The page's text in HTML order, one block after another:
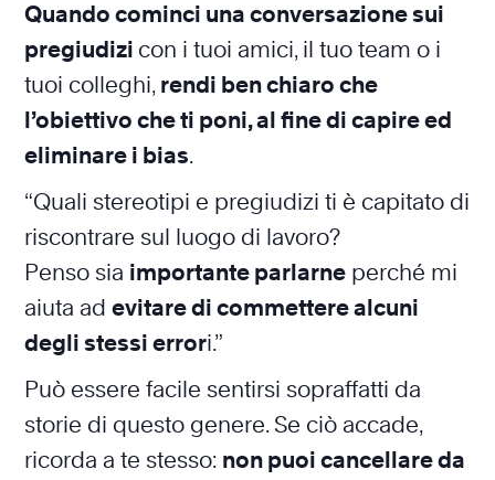
Quando cominci una conversazione sui
pregiudizi con i tuoi amici, il tuo team o i
tuoi colleghi, rendi ben chiaro che
l’obiettivo che ti poni, al fine di capire ed
eliminare i bias.
“Quali stereotipi e pregiudizi ti è capitato di
riscontrare sul luogo di lavoro?
Penso sia importante parlarne perché mi
aiuta ad evitare di commettere alcuni
degli stessi errori.”
Può essere facile sentirsi sopraffatti da
storie di questo genere. Se ciò accade,
ricorda a te stesso: non puoi cancellare da